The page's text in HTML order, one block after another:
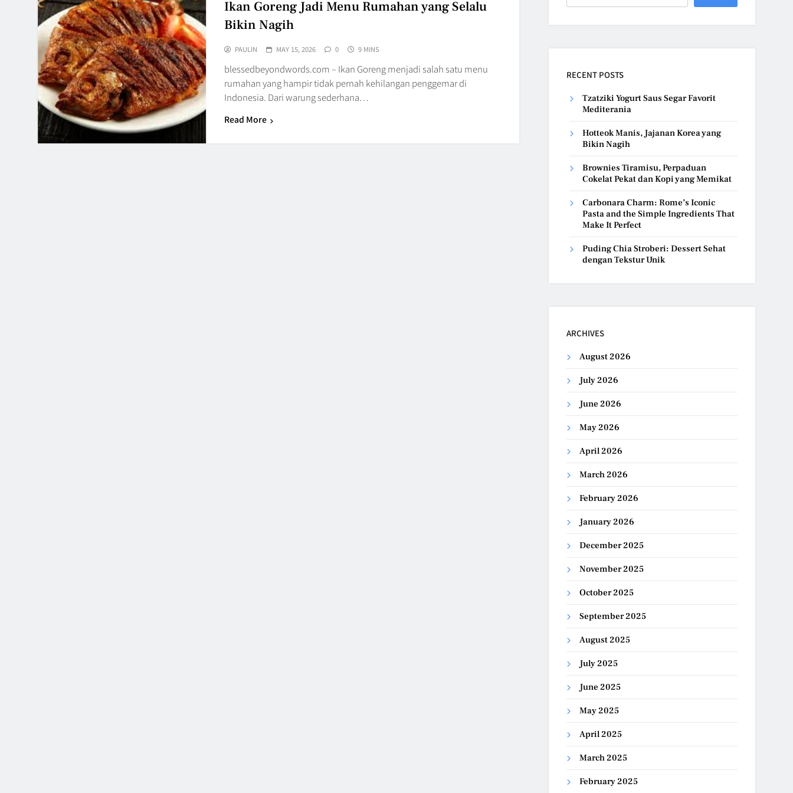
Ikan Goreng Jadi Menu Rumahan yang Selalu
Bikin Nagih
PAULIN MAY 15, 2026 0 9 MINS
blessedbeyondwords.com – Ikan Goreng menjadi salah satu menu
rumahan yang hampir tidak pernah kehilangan penggemar di
Indonesia. Dari warung sederhana…
Read More
RECENT POSTS
Tzatziki Yogurt Saus Segar Favorit
Mediterania
Hotteok Manis, Jajanan Korea yang
Bikin Nagih
Brownies Tiramisu, Perpaduan
Cokelat Pekat dan Kopi yang Memikat
Carbonara Charm: Rome’s Iconic
Pasta and the Simple Ingredients That
Make It Perfect
Puding Chia Stroberi: Dessert Sehat
dengan Tekstur Unik
ARCHIVES
August 2026
July 2026
June 2026
May 2026
April 2026
March 2026
February 2026
January 2026
December 2025
November 2025
October 2025
September 2025
August 2025
July 2025
June 2025
May 2025
April 2025
March 2025
February 2025